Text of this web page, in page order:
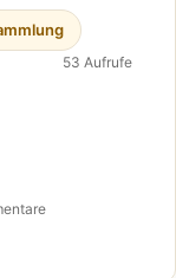
53 Aufrufe